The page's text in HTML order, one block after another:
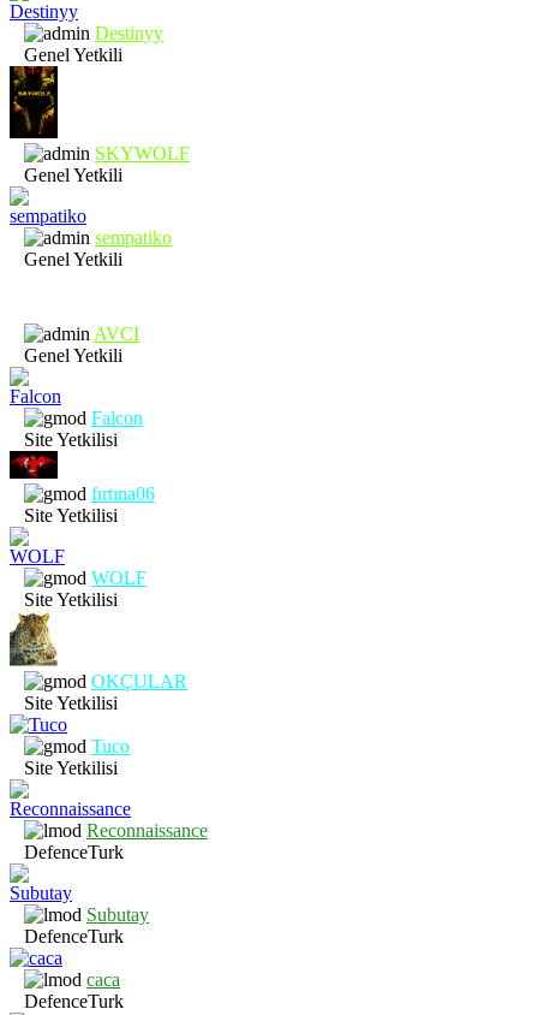
Destinyy
Genel Yetkili
SKYWOLF
Genel Yetkili
sempatiko
Genel Yetkili
AVCI
Genel Yetkili
Falcon
Site Yetkilisi
fırtına06
Site Yetkilisi
WOLF
Site Yetkilisi
OKÇULAR
Site Yetkilisi
Tuco
Site Yetkilisi
Reconnaissance
DefenceTurk
Subutay
DefenceTurk
caca
DefenceTurk